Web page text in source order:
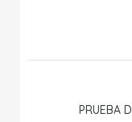
PRUEBA